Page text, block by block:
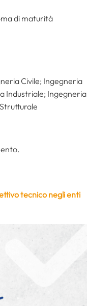
di maturità
Civile; Ingegneria
Industriale; Ingegneria
tecnico negli enti